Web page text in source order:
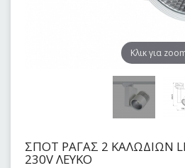
Kλικ για
ΣΠΟΤ ΡΑΓΑΣ 2 ΚΑΛΩΔΙΩΝ
230V ΛΕΥΚΟ